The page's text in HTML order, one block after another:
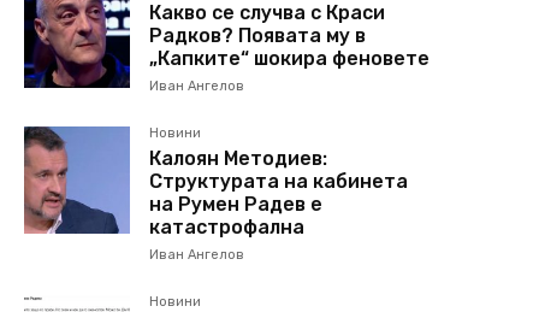
Какво се случва с Краси
Радков? Появата му в
„Капките“ шокира феновете
Иван Ангелов
Новини
Калоян Методиев:
Структурата на кабинета
на Румен Радев е
катастрофална
Иван Ангелов
Новини